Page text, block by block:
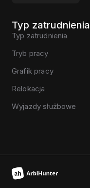
Typ zatrudnienia
Typ zatrudnienia
Tryb pracy
Grafik pracy
Relokacja
Wyjazdy służbowe